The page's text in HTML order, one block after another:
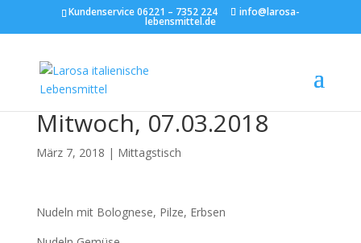
Kundenservice 06221 – 7352 224 info@larosa-
lebensmittel.de
Mitwoch, 07.03.2018
März 7, 2018 | Mittagstisch
Nudeln mit Bolognese, Pilze, Erbsen